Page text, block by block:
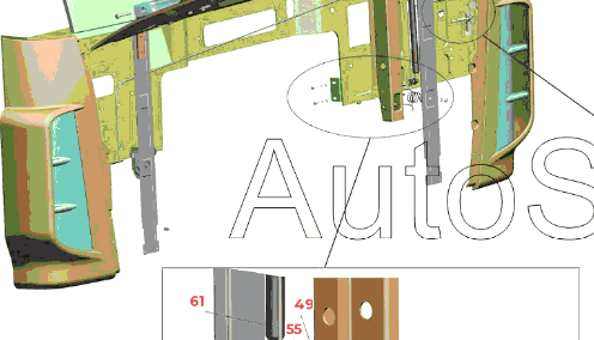
49
55
61
61